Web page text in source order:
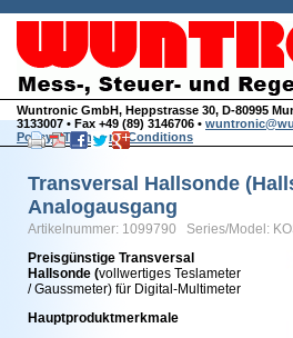
Wuntronic GmbH, Heppstrasse 30, D-80995
3133007 • Fax +49 (89) 3146706 •
Policy•Terms and Conditions
Transversal Hallsonde
Analogausgang
Artikelnummer: 1099790 Series/Model:
Preisgünstige Transversal
Hallsonde (vollwertiges Teslameter
/ Gaussmeter) für Digital-Multimeter
Hauptproduktmerkmale